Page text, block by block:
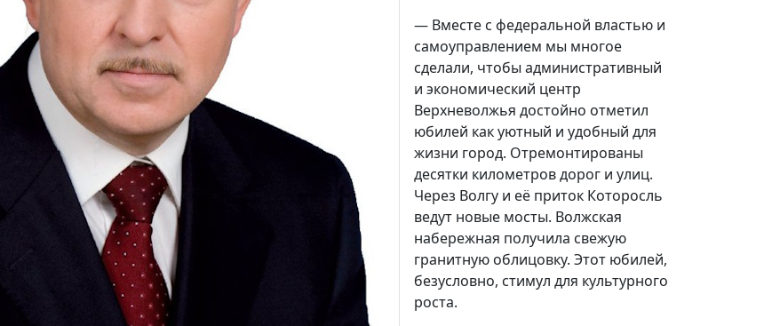
— Вместе с федеральной властью и
самоуправлением мы многое
сделали, чтобы административный
и экономический центр
Верхневолжья достойно отметил
юбилей как уютный и удобный для
жизни город. Отремонтированы
десятки километров дорог и улиц.
Через Волгу и её приток Которосль
ведут новые мосты. Волжская
набережная получила свежую
гранитную облицовку. Этот юбилей,
безусловно, стимул для культурного
роста.